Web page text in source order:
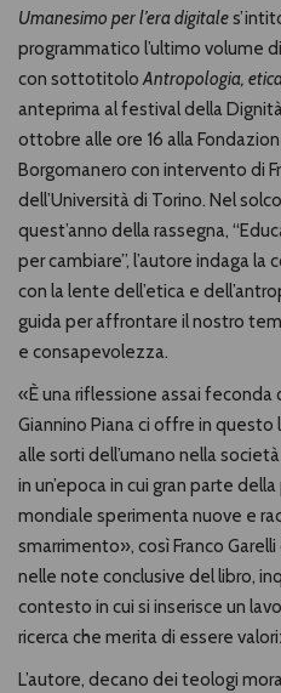
Umanesimo per l’era digitale
programmatico l’ultimo volume
con sottotitoloAntropologia,
anteprimaal festival della
ottobre alle ore 16 alla
Borgomanero con intervento di
dell’Università di Torino. Nel
quest’anno della rassegna,
per cambiare”, l’autore indaga
con la lente dell’etica e
guida per affrontare il nostro
e consapevolezza.
«È una riflessione assai feconda
Giannino Piana ci offre in
alle sorti dell’umano nella
in un’epoca in cui gran parte
mondiale sperimenta nuove e
smarrimento», così Franco
nelle note conclusive del libro,
contesto in cui si inserisce un
ricerca che merita di essere
L’autore, decano dei teologi